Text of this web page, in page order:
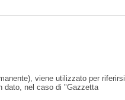
viene utilizzato per riferirsi
dato, nel caso di "Gazzetta